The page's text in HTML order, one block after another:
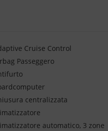
Cruise Control
Passeggero
centralizzata
automatico, 3 zone